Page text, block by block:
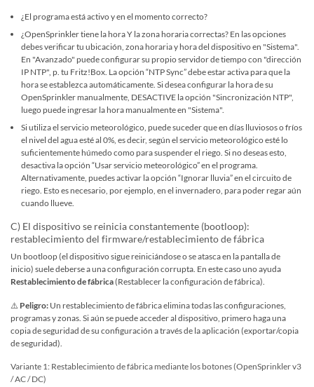
¿El programa está activo y en el momento correcto?
¿OpenSprinkler tiene la hora Y la zona horaria correctas? En las opciones
debes verificar tu ubicación, zona horaria y hora del dispositivo en "Sistema".
En "Avanzado" puede configurar su propio servidor de tiempo con "dirección
IP NTP", p. tu Fritz!Box. La opción “NTP Sync” debe estar activa para que la
hora se establezca automáticamente. Si desea configurar la hora de su
OpenSprinkler manualmente, DESACTIVE la opción "Sincronización NTP",
luego puede ingresar la hora manualmente en "Sistema".
Si utiliza el servicio meteorológico, puede suceder que en días lluviosos o fríos
el nivel del agua esté al 0%, es decir, según el servicio meteorológico esté lo
suficientemente húmedo como para suspender el riego. Si no deseas esto,
desactiva la opción “Usar servicio meteorológico” en el programa.
Alternativamente, puedes activar la opción “Ignorar lluvia” en el circuito de
riego. Esto es necesario, por ejemplo, en el invernadero, para poder regar aún
cuando llueve.
C) El dispositivo se reinicia constantemente (bootloop):
restablecimiento del firmware/restablecimiento de fábrica
Un bootloop (el dispositivo sigue reiniciándose o se atasca en la pantalla de
inicio) suele deberse a una configuración corrupta. En este caso uno ayuda
Restablecimiento de fábrica(Restablecer la configuración de fábrica).
⚠️ Peligro: Un restablecimiento de fábrica elimina todas las configuraciones,
programas y zonas. Si aún se puede acceder al dispositivo, primero haga una
copia de seguridad de su configuración a través de la aplicación (exportar/copia
de seguridad).
Variante 1: Restablecimiento de fábrica mediante los botones (OpenSprinkler v3
/ AC / DC)